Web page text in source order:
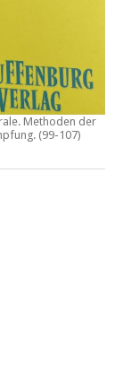
Methoden der
. (99-107)